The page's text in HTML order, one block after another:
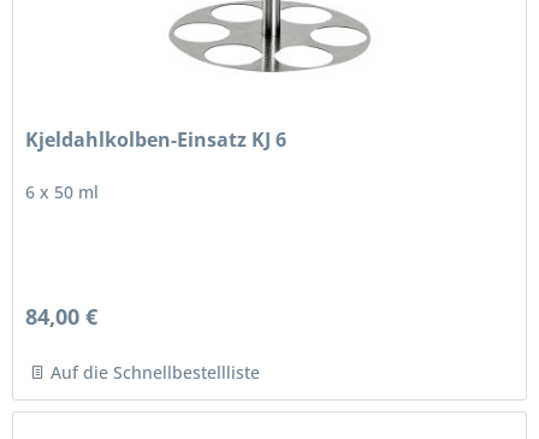
Kjeldahlkolben-Einsatz KJ 6
6 x 50 ml
84,00 €
Auf die Schnellbestellliste